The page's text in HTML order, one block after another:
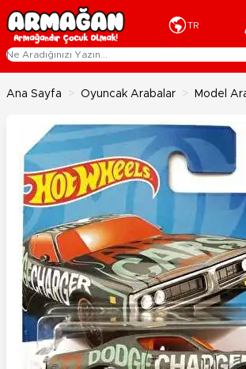
İçeriğe geç
TR
Ana Sayfa > Oyuncak Arabalar > Model